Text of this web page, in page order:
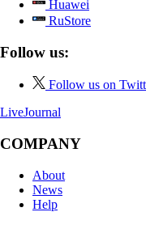
Huawei
RuStore
Follow us:
Follow us on
LiveJournal
COMPANY
About
News
Help